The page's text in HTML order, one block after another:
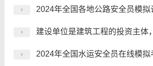
2024年全国各地公路安全员模拟
建设单位是建筑工程的投资主体，在建筑活动中居于主导地位，依据《建设工程安全生产管理条例》的规定，下
2024年全国水运安全员在线模拟